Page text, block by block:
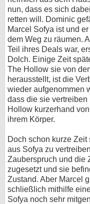
nun, dass es sich
retten will. Dominic
Marcel Sofya ist und
dem Weg zu räumen.
Teil ihres Deals war,
Dolch. Einige Zeit
The Hollow sie von
herausstellt, ist die
wieder aufgenommen
dass die sie
Hollow kurzerhand
ihrem Körper.
Doch schon kurze
aus Sofya zu
Zauberspruch und die
zugesetzt und sie
Zustand. Aber Marcel
schließlich mithilfe
Sofya noch sehr